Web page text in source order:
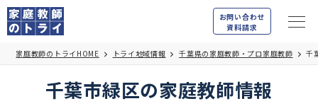
お問い合わせ
資料請求
家庭教師のトライHOME トライ地域情報 千葉県の家庭教師・プロ家庭教師 千
千葉市緑区の家庭教師情報